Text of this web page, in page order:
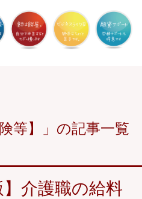
等】」の記事一覧
】介護職の給料